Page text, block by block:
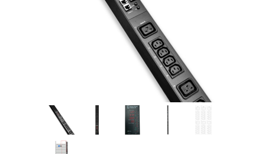
IP, WLAN & GSM Sensorik
IPC, Industrielle Netzwerktechnik & WLAN
Industrielle Netzwerktechnik / Kommunikation
IT Netzwerktechnik / Kommunikation
Enginko - mcf88
Fokus Technologies